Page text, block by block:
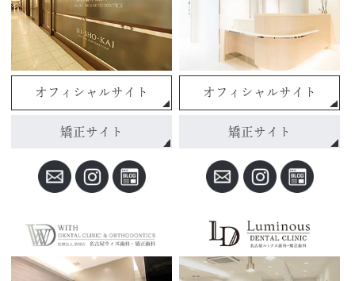
オフィシャルサイト
矯正サイト
オフィシャルサイト
矯正サイト